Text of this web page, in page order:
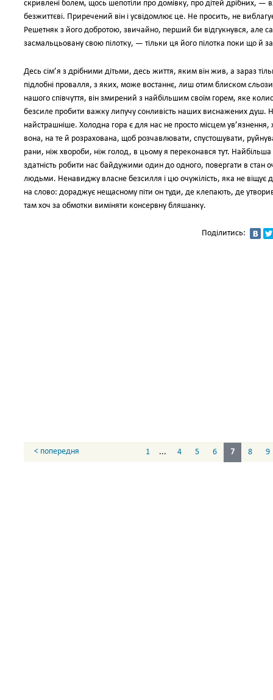
скривлені болем, щось шепотіли про домівку, про дітей дрібних, —
безжиттєві. Приречений він і усвідомлює це. Не просить, не
Решетняк з його добротою, звичайно, перший би відгукнувся, але
засмальцьовану свою пілотку, — тільки ця його пілотка поки що й
Десь сім’я з дрібними дітьми, десь життя, яким він жив, а зараз
підлобні провалля, з яких, може востаннє, лиш отим блиском
нашого співчуття, він змирений з найбільшим своїм горем, яке
безсиле пробити важку липучу сонливість наших виснажених душ.
найстрашніше. Холодна гора є для нас не просто місцем
вона, на те й розрахована, щоб розчавлювати, спустошувати,
рани, ніж хвороби, ніж голод, в цьому я переконався тут.
здатність робити нас байдужими один до одного, повергати в стан
людьми. Ненавиджу власне безсилля і цю очужілість, яка не віщує
на слово: дораджує нещасному піти он туди, де клепають, де
там хоч за обмотки виміняти консервну бляшанку.
Поділитись:
< попередня 1 ... 4 5 6 7 8 9